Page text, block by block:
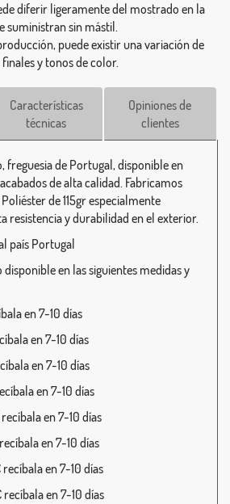
diferir ligeramente del mostrado en la
suministran sin mástil.
puede existir una variación de
y tonos de color.
Características
técnicas
Opiniones de
clientes
freguesia de Portugal, disponible en
de alta calidad. Fabricamos
de 115gr especialmente
resistencia y durabilidad en el exterior.
país Portugal
en las siguientes medidas y
en 7-10 días
en 7-10 días
en 7-10 días
en 7-10 días
en 7-10 días
en 7-10 días
en 7-10 días
en 7-10 días